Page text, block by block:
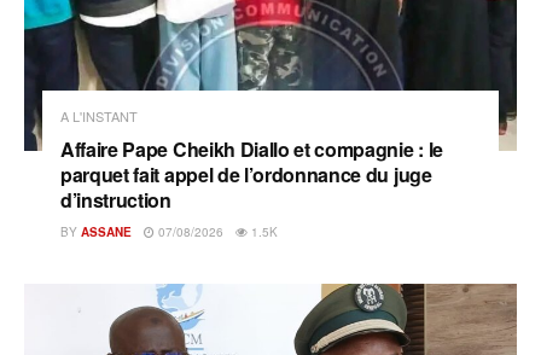
A L'INSTANT
Affaire Pape Cheikh Diallo et compagnie : le
parquet fait appel de l’ordonnance du juge
d’instruction
BY ASSANE 07/08/2026 1.5K